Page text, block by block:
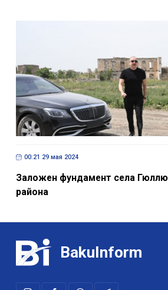
00:21 29 мая 2024
Заложен фундамент села
района
BakuInform